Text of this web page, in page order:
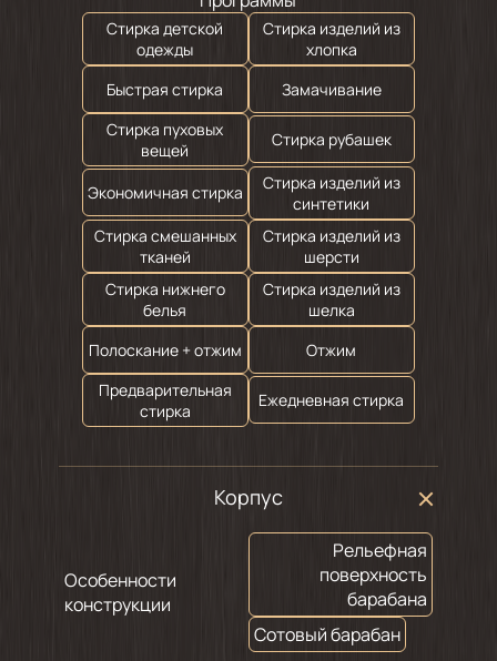
Стирка детской
одежды
Стирка изделий из
хлопка
Быстрая стирка
Замачивание
Стирка пуховых
вещей
Стирка рубашек
Экономичная стирка
Стирка изделий из
синтетики
Стирка смешанных
тканей
Стирка изделий из
шерсти
Стирка нижнего
белья
Стирка изделий из
шелка
Полоскание + отжим
Отжим
Предварительная
стирка
Ежедневная стирка
Корпус
Особенности
конструкции
Рельефная
поверхность
барабана
Сотовый барабан